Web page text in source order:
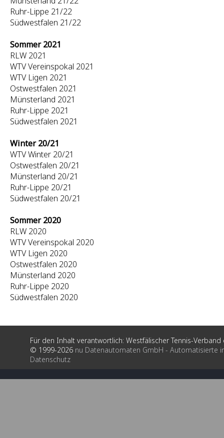
Ruhr-Lippe 21/22
Südwestfalen 21/22
Sommer 2021
RLW 2021
WTV Vereinspokal 2021
WTV Ligen 2021
Ostwestfalen 2021
Münsterland 2021
Ruhr-Lippe 2021
Südwestfalen 2021
Winter 20/21
WTV Winter 20/21
Ostwestfalen 20/21
Münsterland 20/21
Ruhr-Lippe 20/21
Südwestfalen 20/21
Sommer 2020
RLW 2020
WTV Vereinspokal 2020
WTV Ligen 2020
Ostwestfalen 2020
Münsterland 2020
Ruhr-Lippe 2020
Südwestfalen 2020
Für den Inhalt verantwortlich: Westfälischer Tennis-Verband
© 1999-2026 nu Datenautomaten GmbH - Automatisierte
Datenschutz